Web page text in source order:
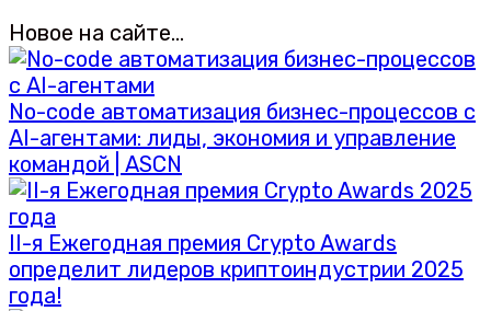
Новое на сайте…
No-code автоматизация бизнес-процессов с
AI-агентами: лиды, экономия и управление
командой | ASCN
II-я Ежегодная премия Crypto Awards
определит лидеров криптоиндустрии 2025
года!